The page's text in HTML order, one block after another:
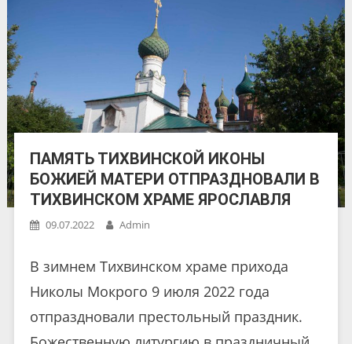
ПАМЯТЬ ТИХВИНСКОЙ ИКОНЫ
БОЖИЕЙ МАТЕРИ ОТПРАЗДНОВАЛИ В
ТИХВИНСКОМ ХРАМЕ ЯРОСЛАВЛЯ
09.07.2022 Admin
В зимнем Тихвинском храме прихода
Николы Мокрого 9 июля 2022 года
отпраздновали престольный праздник.